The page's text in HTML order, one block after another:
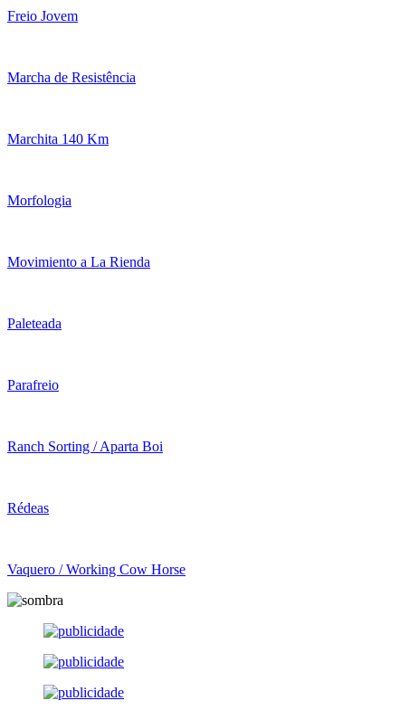
Freio Jovem
Marcha de Resistência
Marchita 140 Km
Morfologia
Movimiento a La Rienda
Paleteada
Parafreio
Ranch Sorting / Aparta Boi
Rédeas
Vaquero / Working Cow Horse